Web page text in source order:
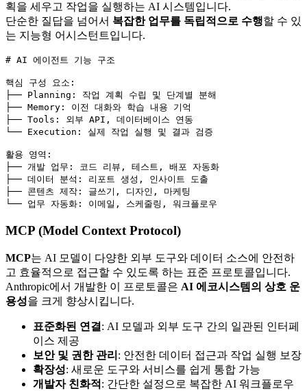
획을 세우고 작업을 실행하는 AI 시스템입니다.
단순한 질답을 넘어서 복잡한 업무를 독립적으로 수행할 수 있
는 지능형 어시스턴트입니다.
# AI 에이전트 기능 구조
핵심 구성 요소 :
├── Planning :
작업 계획 수립 및 단계별 분해
├── Memory :
이전 대화와 학습 내용 기억
├── Tools :
외부 API, 데이터베이스 연동
└── Execution : 실제 작업 실행 및 결과 검증
활용 영역 :
├── 개발 업무 :
코드 리뷰, 테스트, 배포 자동화
├── 데이터 분석 :
리포트 생성, 인사이트 도출
├── 콘텐츠 제작 :
글쓰기, 디자인, 마케팅
└── 업무 자동화 : 이메일, 스케줄링, 워크플로우
MCP (Model Context Protocol)
MCP는 AI 모델이 다양한 외부 도구와 데이터 소스에 안전하
고 효율적으로 접근할 수 있도록 하는 표준 프로토콜입니다.
Anthropic에서 개발한 이 프로토콜은 AI 에코시스템의 상호 운
용성을 크게 향상시킵니다.
표준화된 연결 : AI 모델과 외부 도구 간의 일관된 인터페
이스 제공
보안 및 권한 관리 : 안전한 데이터 접근과 작업 실행 보장
확장성: 새로운 도구와 서비스를 쉽게 통합 가능
개발자 친화적 : 간단한 설정으로 복잡한 AI 워크플로우